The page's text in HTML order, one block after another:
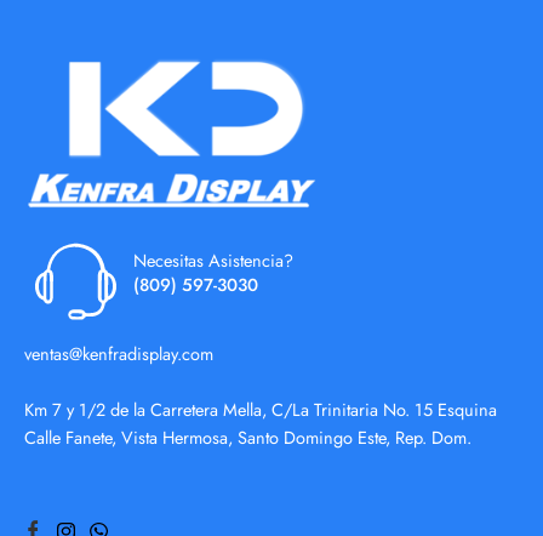
Necesitas Asistencia?
(809) 597-3030
ventas@kenfradisplay.com
Km 7 y 1/2 de la Carretera Mella, C/La Trinitaria No. 15 Esquina
Calle Fanete, Vista Hermosa, Santo Domingo Este, Rep. Dom.